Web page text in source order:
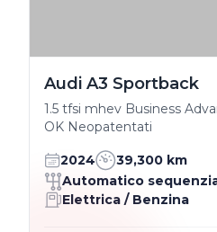
Audi A3 Sportback
1.5 tfsi mhev Business
OK Neopatentati
2024
39,300 km
Automatico
Elettrica / Benzina